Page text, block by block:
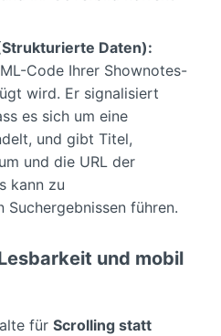
Daten):
Code Ihrer Shownotes-
wird. Er signalisiert
es sich um eine
und gibt Titel,
und die URL der
kann zu
Suchergebnissen führen.
und mobil
für Scrolling statt